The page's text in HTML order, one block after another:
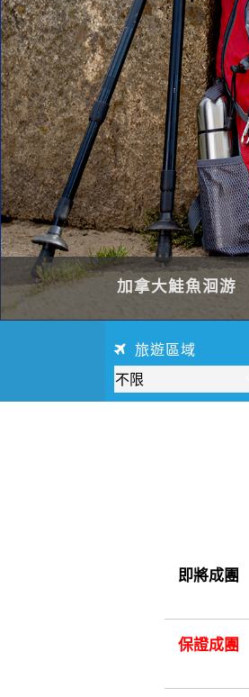
加拿大鮭魚洄游
旅遊區域
即將成團
保證成團